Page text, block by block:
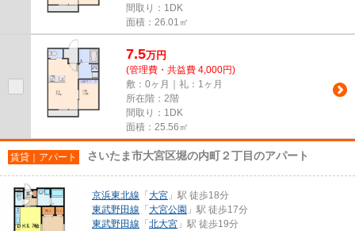
間取り：1DK
面積：26.01㎡
7.5万円
(管理費・共益費 4,000円)
敷：0ヶ月｜礼：1ヶ月
所在階：2階
間取り：1DK
面積：25.56㎡
賃貸｜アパート さいたま市大宮区堀の内町２丁目のアパート
京浜東北線 「 大宮 」駅 徒歩18分
東武野田線 「 大宮公園 」駅 徒歩17分
東武野田線 「 北大宮 」駅 徒歩19分